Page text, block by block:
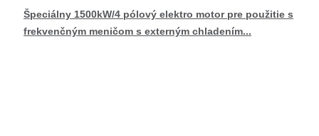
Špeciálny 1500kW/4 pólový elektro motor pre použitie s
frekvenčným meničom s externým chladením...